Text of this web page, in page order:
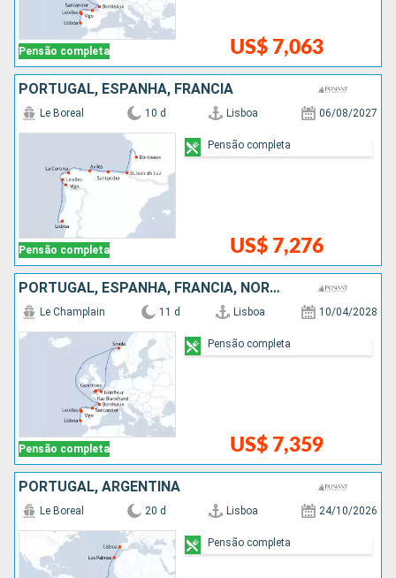
Pensão completa US$ 7,063
PORTUGAL, ESPANHA, FRANCIA
Pensão completa
Le Boreal 10 d Lisboa 06/08/2027
US$ 7,276
Pensão completa
PORTUGAL, ESPANHA, FRANCIA, NORUEGA
Pensão completa
Le Champlain 11 d Lisboa 10/04/2028
US$ 7,359
Pensão completa
PORTUGAL, ARGENTINA
Le Boreal 20 d Lisboa 24/10/2026
Pensão completa